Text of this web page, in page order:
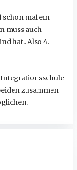
schon mal ein
muss auch
hat.. Also 4.
Integrationsschule
zusammen